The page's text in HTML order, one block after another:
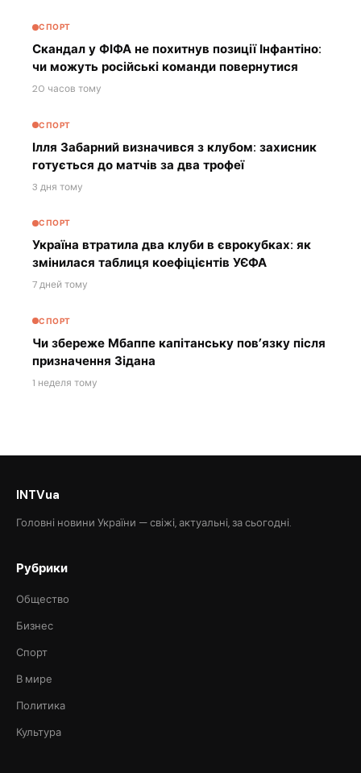
СПОРТ
Скандал у ФІФА не похитнув позиції Інфантіно:
чи можуть російські команди повернутися
20 часов тому
СПОРТ
Ілля Забарний визначився з клубом: захисник
готується до матчів за два трофеї
3 дня тому
СПОРТ
Україна втратила два клуби в єврокубках: як
змінилася таблиця коефіцієнтів УЄФА
7 дней тому
СПОРТ
Чи збереже Мбаппе капітанську пов’язку після
призначення Зідана
1 неделя тому
INTVua
Головні новини України — свіжі, актуальні, за сьогодні.
Рубрики
Общество
Бизнес
Спорт
В мире
Политика
Культура